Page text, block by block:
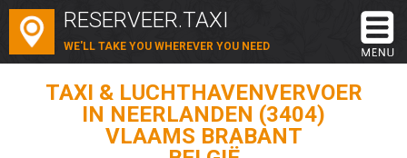
RESERVEER.TAXI
WE'LL TAKE YOU WHEREVER YOU NEED
TAXI & LUCHTHAVENVERVOER
IN NEERLANDEN (3404)
VLAAMS BRABANT